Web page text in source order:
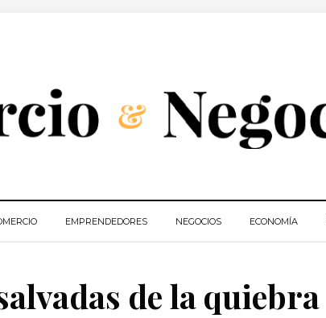
EMPRENDEDORES NEGOCIOS ECONOMÍA
de la quiebra